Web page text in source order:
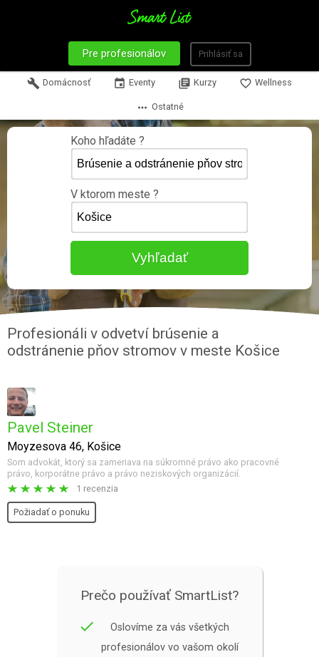
Pre profesionálov Prihlásiť sa
build Domácnosť event Eventy library_books Kurzy favorite_border Wellness
more_horiz Ostatné
Koho hľadáte ?
V ktorom meste ?
Profesionáli v odvetví brúsenie a
odstránenie pňov stromov v meste Košice
Pavel Steiner
Moyzesova 46, Košice
Som advokát, ktorý sa zameriava na súkromné právo ako pracovné
právo, korporátne právo a právo neziskových organizácií.
1 recenzia
Požiadať o ponuku
Prečo používať SmartList?
done
Oslovíme za vás všetkých
profesionálov vo vašom okolí